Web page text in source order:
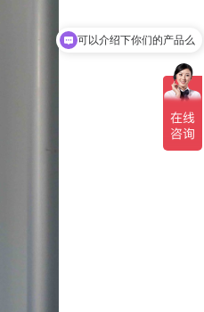
可以介绍下你们的产品么